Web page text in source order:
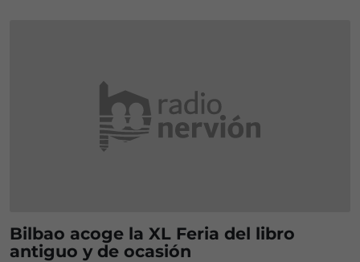
Bilbao acoge la XL Feria del libro
antiguo y de ocasión